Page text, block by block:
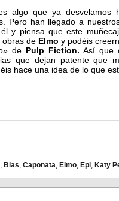
algo que ya desvelamos
Pero han llegado a
y piensa que este
obras de Elmoy podéis
de Pulp Fiction.Así que
que dejan patente que
hace una idea de lo que
Blas Caponata Elmo Epi Katy